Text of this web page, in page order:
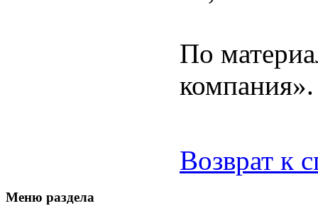
По
компания».
Возврат к
Меню раздела